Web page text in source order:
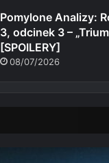
Pomylone Analizy:
3, odcinek 3 –
[SPOILERY]
08/07/2026